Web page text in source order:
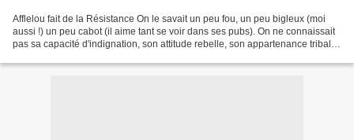
Afflelou fait de la Résistance On le savait un peu fou, un peu bigleux (moi
aussi !) un peu cabot (il aime tant se voir dans ses pubs). On ne connaissait
pas sa capacité d'indignation, son attitude rebelle, son appartenance tribale.